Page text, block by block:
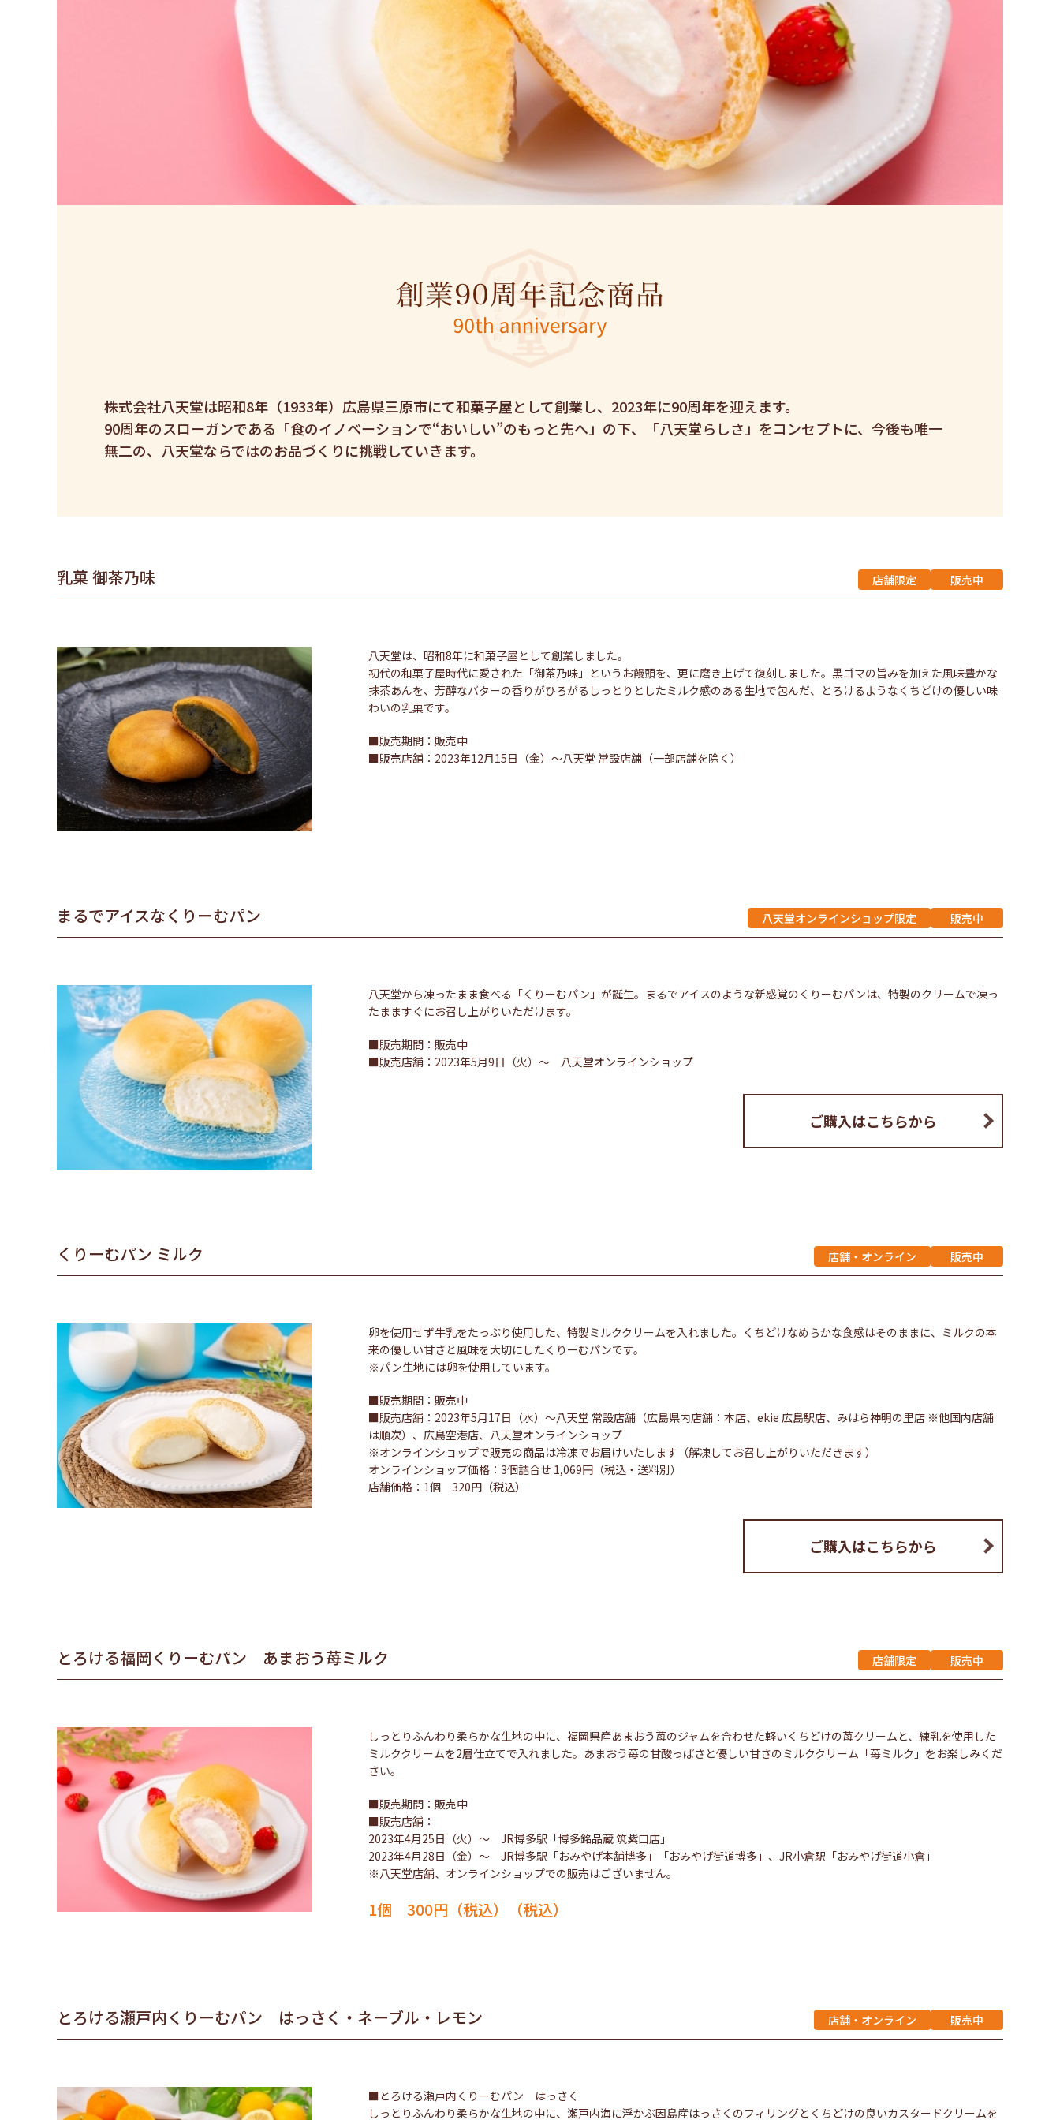
株式会社八天堂は昭和8年（1933年）広島県三原市にて和菓子屋として創業し、2023年に90周年を迎えます。
90周年のスローガンである「食のイノベーションで“おいしい”のもっと先へ」の下、「八天堂らしさ」をコンセプトに、今後も唯一
無二の、八天堂ならではのお品づくりに挑戦していきます。
乳菓 御茶乃味 店舗限定 販売中
八天堂は、昭和8年に和菓子屋として創業しました。
初代の和菓子屋時代に愛された「御茶乃味」というお饅頭を、更に磨き上げて復刻しました。黒ゴマの旨みを加えた風味豊かな
抹茶あんを、芳醇なバターの香りがひろがるしっとりとしたミルク感のある生地で包んだ、とろけるようなくちどけの優しい味
わいの乳菓です。
■販売期間：販売中
■販売店舗：2023年12月15日（金）～八天堂 常設店舗（一部店舗を除く）
まるでアイスなくりーむパン 八天堂オンラインショップ限定 販売中
八天堂から凍ったまま食べる「くりーむパン」が誕生。まるでアイスのような新感覚のくりーむパンは、特製のクリームで凍っ
たまますぐにお召し上がりいただけます。
■販売期間：販売中
■販売店舗：2023年5月9日（火）～ 八天堂オンラインショップ
ご購入はこちらから
くりーむパン ミルク 店舗・オンライン 販売中
卵を使用せず牛乳をたっぷり使用した、特製ミルククリームを入れました。くちどけなめらかな食感はそのままに、ミルクの本
来の優しい甘さと風味を大切にしたくりーむパンです。
※パン生地には卵を使用しています。
■販売期間：販売中
■販売店舗：2023年5月17日（水）～八天堂 常設店舗（広島県内店舗：本店、ekie 広島駅店、みはら神明の里店 ※他国内店舗
は順次）、広島空港店、八天堂オンラインショップ
※オンラインショップで販売の商品は冷凍でお届けいたします（解凍してお召し上がりいただきます）
オンラインショップ価格：3個詰合せ 1,069円（税込・送料別）
店舗価格：1個 320円（税込）
ご購入はこちらから
とろける福岡くりーむパン あまおう苺ミルク 店舗限定 販売中
しっとりふんわり柔らかな生地の中に、福岡県産あまおう苺のジャムを合わせた軽いくちどけの苺クリームと、練乳を使用した
ミルククリームを2層仕立てで入れました。あまおう苺の甘酸っぱさと優しい甘さのミルククリーム「苺ミルク」をお楽しみくだ
さい。
■販売期間：販売中
■販売店舗：
2023年4月25日（火）～ JR博多駅「博多銘品蔵 筑紫口店」
2023年4月28日（金）～ JR博多駅「おみやげ本舗博多」「おみやげ街道博多」、JR小倉駅「おみやげ街道小倉」
※八天堂店舗、オンラインショップでの販売はございません。
1個 300円（税込）
とろける瀬戸内くりーむパン はっさく・ネーブル・レモン 店舗・オンライン 販売中
■とろける瀬戸内くりーむパン はっさく
しっとりふんわり柔らかな生地の中に、瀬戸内海に浮かぶ因島産はっさくのフィリングとくちどけの良いカスタードクリームを